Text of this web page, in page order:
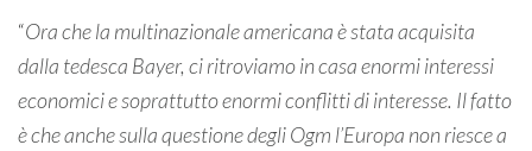
“Ora che la multinazionale americana è stata acquisita
dalla tedesca Bayer, ci ritroviamo in casa enormi interessi
economici e soprattutto enormi conflitti di interesse. Il fatto
è che anche sulla questione degli Ogm l’Europa non riesce a